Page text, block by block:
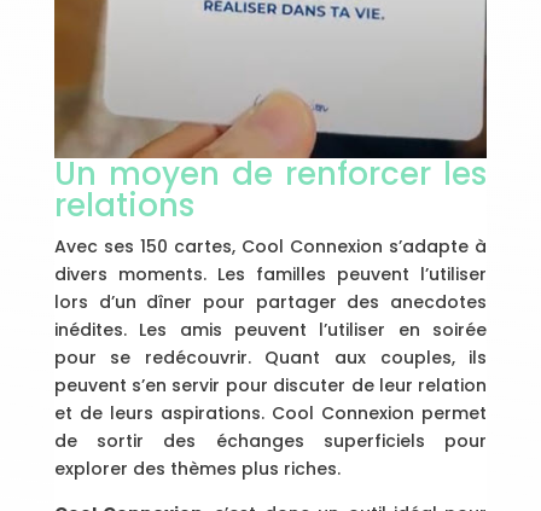
Un moyen de renforcer les
relations
Avec ses 150 cartes, Cool Connexion s’adapte à
divers moments. Les familles peuvent l’utiliser
lors d’un dîner pour partager des anecdotes
inédites. Les amis peuvent l’utiliser en soirée
pour se redécouvrir. Quant aux couples, ils
peuvent s’en servir pour discuter de leur relation
et de leurs aspirations. Cool Connexion permet
de sortir des échanges superficiels pour
explorer des thèmes plus riches.